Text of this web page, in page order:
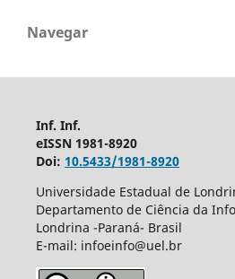
Navegar
Inf. Inf.
eISSN 1981-8920
Doi: 10.5433/1981-8920
Universidade Estadual de
Departamento de Ciência da
Londrina -Paraná- Brasil
E-mail: infoeinfo@uel.br